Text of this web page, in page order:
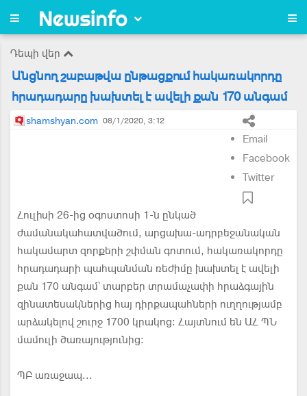
Դեպի վեր
Անցնող շաբաթվա ընթացքում հակառակորդը
հրադադարը խախտել է ավելի քան 170 անգամ
shamshyan.com 08/1/2020, 3:12
Email
Facebook
Twitter
Հուլիսի 26-ից օգոստոսի 1-ն ընկած
ժամանակահատվածում, արցախա-ադրբեջանական
հակամարտ զորքերի շփման գոտում, հակառակորդը
հրադադարի պահպանման ռեժիմը խախտել է ավելի
քան 170 անգամ՝ տարբեր տրամաչափի հրաձգային
զինատեսակներից հայ դիրքապահների ուղղությամբ
արձակելով շուրջ 1700 կրակոց: Հայտնում են ԱՀ ՊՆ
մամուլի ծառայությունից:
ՊԲ առաջապ...